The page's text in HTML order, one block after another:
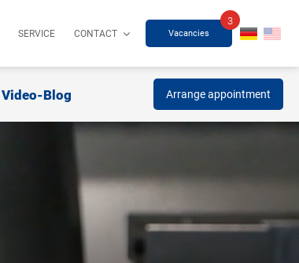
SERVICE CONTACT Vacancies
3
Video-Blog Arrange appointment